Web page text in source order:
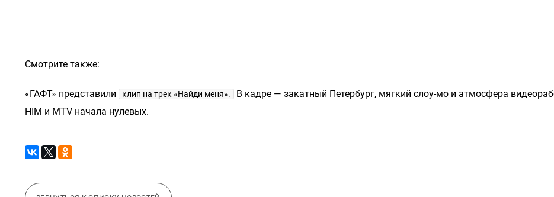
Смотрите также:
«ГАФТ» представили клип на трек «Найди меня».
В кадре — закатный Петербург, мягкий слоу-мо и атмосфера
HIM и MTV начала нулевых.